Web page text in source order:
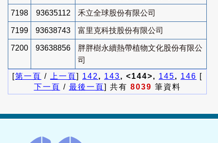
7198 93635112 禾立全球股份有限公司
7199 93638743 富里克科技股份有限公司
7200 93638856
胖胖樹永續熱帶植物文化股份有限公
司
[第一頁 / 上一頁] 142 , 143, <144>, 145, 146 [
下一頁 / 最後一頁] 共有 8039 筆資料